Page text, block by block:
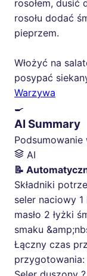
rosołem, dusić
rosołu dodać
pieprzem.
Włożyć na
posypać
Warzywa
🍳
AI Summary
AI
📝
Składniki
seler naciowy
masło 2 łyżki
smaku
Łączny czas